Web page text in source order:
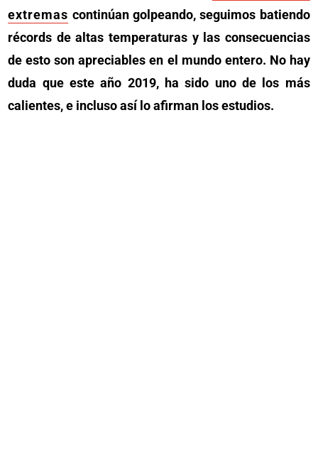
extremas continúan golpeando, seguimos batiendo
récords de altas temperaturas y las consecuencias
de esto son apreciables en el mundo entero. No hay
duda que este año 2019, ha sido uno de los más
calientes, e incluso así lo afirman los estudios.